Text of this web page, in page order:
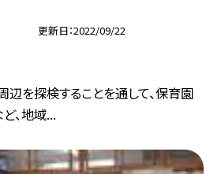
更新日 2022/09/22
を探検することを通して、保育園
、地域...